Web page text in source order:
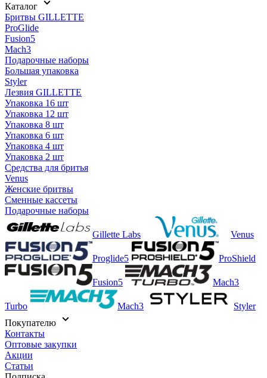
Каталог
Бритвы GILLETTE
ProGlide
Fusion5
Mach3
Подарочные наборы
Большая упаковка
Styler
Лезвия GILLETTE
Упаковка 16 шт
Упаковка 12 шт
Упаковка 8 шт
Упаковка 6 шт
Упаковка 4 шт
Упаковка 2 шт
Средства для бритья
Venus
Женские бритвы
Сменные кассеты
Подарочные наборы
Gillette Labs Venus
Proglide5 ProShield
Fusion5 Mach3
Turbo Mach3
Styler
Покупателю
Контакты
Оптовые закупки
Акции
Статьи